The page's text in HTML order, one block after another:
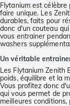
Flytanium est
faire unique. Les
durables, faits pour
donc d'un couteau
vous entrainer
washers
Un véritable
Les Flytanium Zenith
poids, équilibre et la
Vous profitez donc
qui vous permet de
meilleures